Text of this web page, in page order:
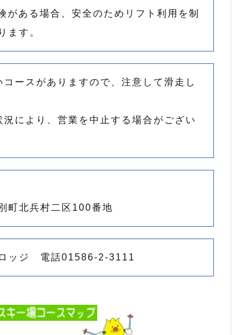
がある場合、安全のためリフト利用を制
ます。
ースがありますので、注意して滑走し
により、営業を中止する場合がござい
町北兵村二区100番地
ッジ 電話01586-2-3111